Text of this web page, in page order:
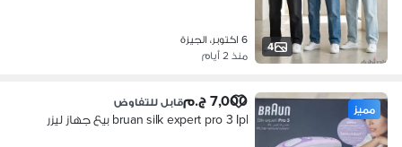
4
6 اكتوبر، الجيزة
منذ 2 أيام
مميز 7,000 ج.م قابل للتفاوض
bruan silk expert pro 3 Ipl بيع جهاز ليزر